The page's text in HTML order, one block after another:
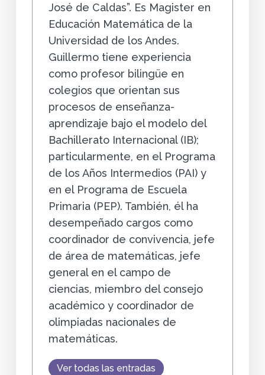
José de Caldas”. Es Magister en
Educación Matemática de la
Universidad de los Andes.
Guillermo tiene experiencia
como profesor bilingüe en
colegios que orientan sus
procesos de enseñanza-
aprendizaje bajo el modelo del
Bachillerato Internacional (IB);
particularmente, en el Programa
de los Años Intermedios (PAI) y
en el Programa de Escuela
Primaria (PEP). También, él ha
desempeñado cargos como
coordinador de convivencia, jefe
de área de matemáticas, jefe
general en el campo de
ciencias, miembro del consejo
académico y coordinador de
olimpiadas nacionales de
matemáticas.
Ver todas las entradas